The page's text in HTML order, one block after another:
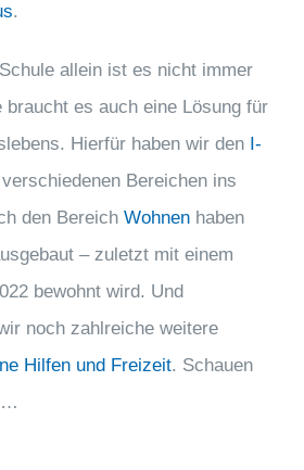
.
allein ist es nicht immer
braucht es auch eine Lösung für
Hierfür haben wir den I-
Bereichen ins
den Bereich Wohnenhaben
– zuletzt mit einem
bewohnt wird. Und
noch zahlreiche weitere
Hilfen und Freizeit. Schauen
…